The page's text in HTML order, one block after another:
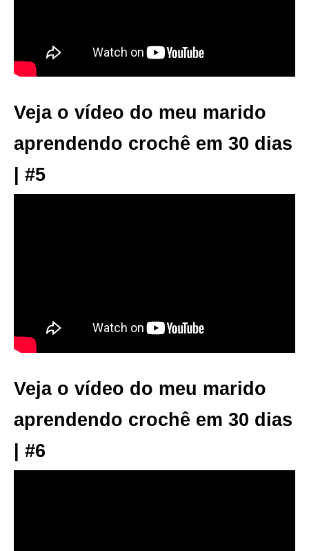
Veja o vídeo do meu marido
aprendendo crochê em 30 dias
| #5
Veja o vídeo do meu marido
aprendendo crochê em 30 dias
| #6